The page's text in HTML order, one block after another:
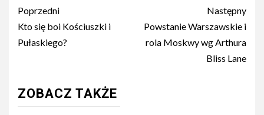
Post
navigation
Poprzedni
Kto się boi Kościuszki i
Pułaskiego?
Następny
Powstanie Warszawskie i
rola Moskwy wg Arthura
Bliss Lane
ZOBACZ TAKŻE